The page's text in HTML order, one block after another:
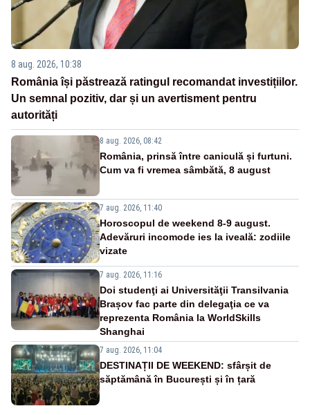
8 aug. 2026, 10:38
România își păstrează ratingul recomandat investițiilor.
Un semnal pozitiv, dar și un avertisment pentru
autorități
8 aug. 2026, 08:42
România, prinsă între caniculă și furtuni.
Cum va fi vremea sâmbătă, 8 august
7 aug. 2026, 11:40
Horoscopul de weekend 8-9 august.
Adevăruri incomode ies la iveală: zodiile
vizate
7 aug. 2026, 11:16
Doi studenţi ai Universităţii Transilvania
Brașov fac parte din delegaţia ce va
reprezenta România la WorldSkills
Shanghai
7 aug. 2026, 11:04
DESTINAȚII DE WEEKEND: sfârșit de
săptămână în București și în țară